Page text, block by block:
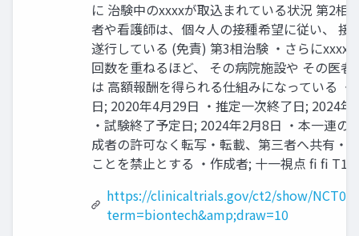
に 治験中のxxxxが取込まれている状況 第2相
者や看護師は、個々人の接種希望に従い、 接
遂行している (免責) 第3相治験 ・さらにxxxx
回数を重ねるほど、 その病院施設や その医者
は 高額報酬を得られる仕組みになっている ・
日; 2020年4月29日 ・推定一次終了日; 2024年
・試験終了予定日; 2024年2月8日 ・本一連の
成者の許可なく転写・転載、第三者へ共有・
ことを禁止とする ・作成者; 十一視点 fi fi T1 5
https://clinicaltrials.gov/ct2/show/
term=biontech&amp;draw=10